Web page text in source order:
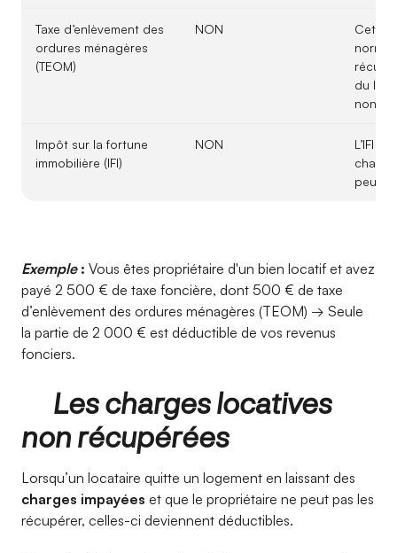
Taxe d’enlèvement des
ordures ménagères
(TEOM)
NON
Cette
du
non
Impôt sur la fortune
immobilière (IFI)
NON
L’IFI
peut
Exemple: Vous êtes propriétaire d'un bien locatif et avez
payé 2 500 € de taxe foncière, dont 500 € de taxe
d’enlèvement des ordures ménagères (TEOM) → Seule
la partie de 2 000 € est déductible de vos revenus
fonciers.
Les charges locatives
non récupérées
Lorsqu’un locataire quitte un logement en laissant des
charges impayées et que le propriétaire ne peut pas les
récupérer, celles-ci deviennent déductibles.